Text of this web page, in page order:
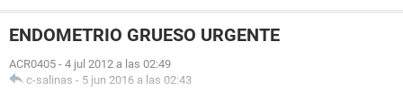
ENDOMETRIO GRUESO URGENTE
ACR0405 - 4 jul 2012 a las 02:49
c-salinas - 5 jun 2016 a las 02:43